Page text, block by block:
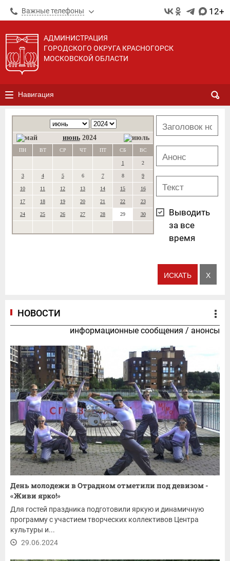
Важные телефоны 12+
АДМИНИСТРАЦИЯ
ГОРОДСКОГО ОКРУГА КРАСНОГОРСК
МОСКОВСКОЙ ОБЛАСТИ
Навигация
июнь 2024
ПН ВТ СР ЧТ ПТ СБ ВС
1 2
3 4 5 6 7 8 9
10 11 12 13 14 15 16
17 18 19 20 21 22 23
24 25 26 27 28 29 30
Выводить
за все
время
НОВОСТИ
информационные сообщения / анонсы
День молодежи в Отрадном отметили под девизом -
«Живи ярко!»
Для гостей праздника подготовили яркую и динамичную
программу с участием творческих коллективов Центра
культуры и...
29.06.2024